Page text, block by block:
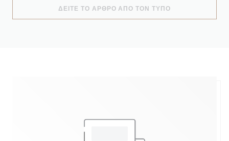
ΔΕΊΤΕ ΤΟ ΆΡΘΡΟ ΑΠΌ ΤΟΝ ΤΎΠΟ((ΑΝΟΊΓΕΙ ΣΕ